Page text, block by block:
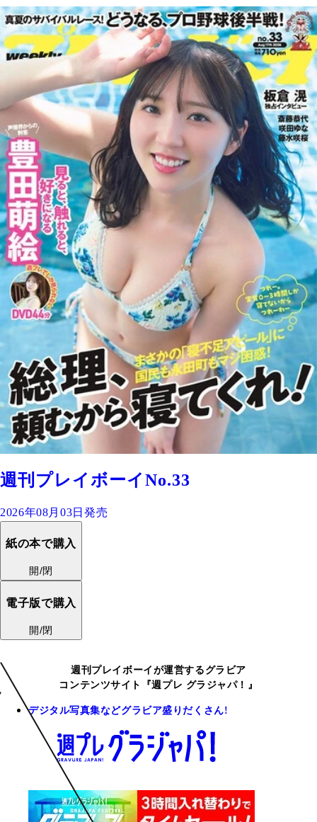
週刊プレイボーイNo.33
2026年08月03日発売
紙の本で購入
開/閉
電子版で購入
開/閉
週刊プレイボーイが運営するグラビア
コンテンツサイト『週プレ グラジャパ！』
デジタル写真集などグラビア盛りだくさん!